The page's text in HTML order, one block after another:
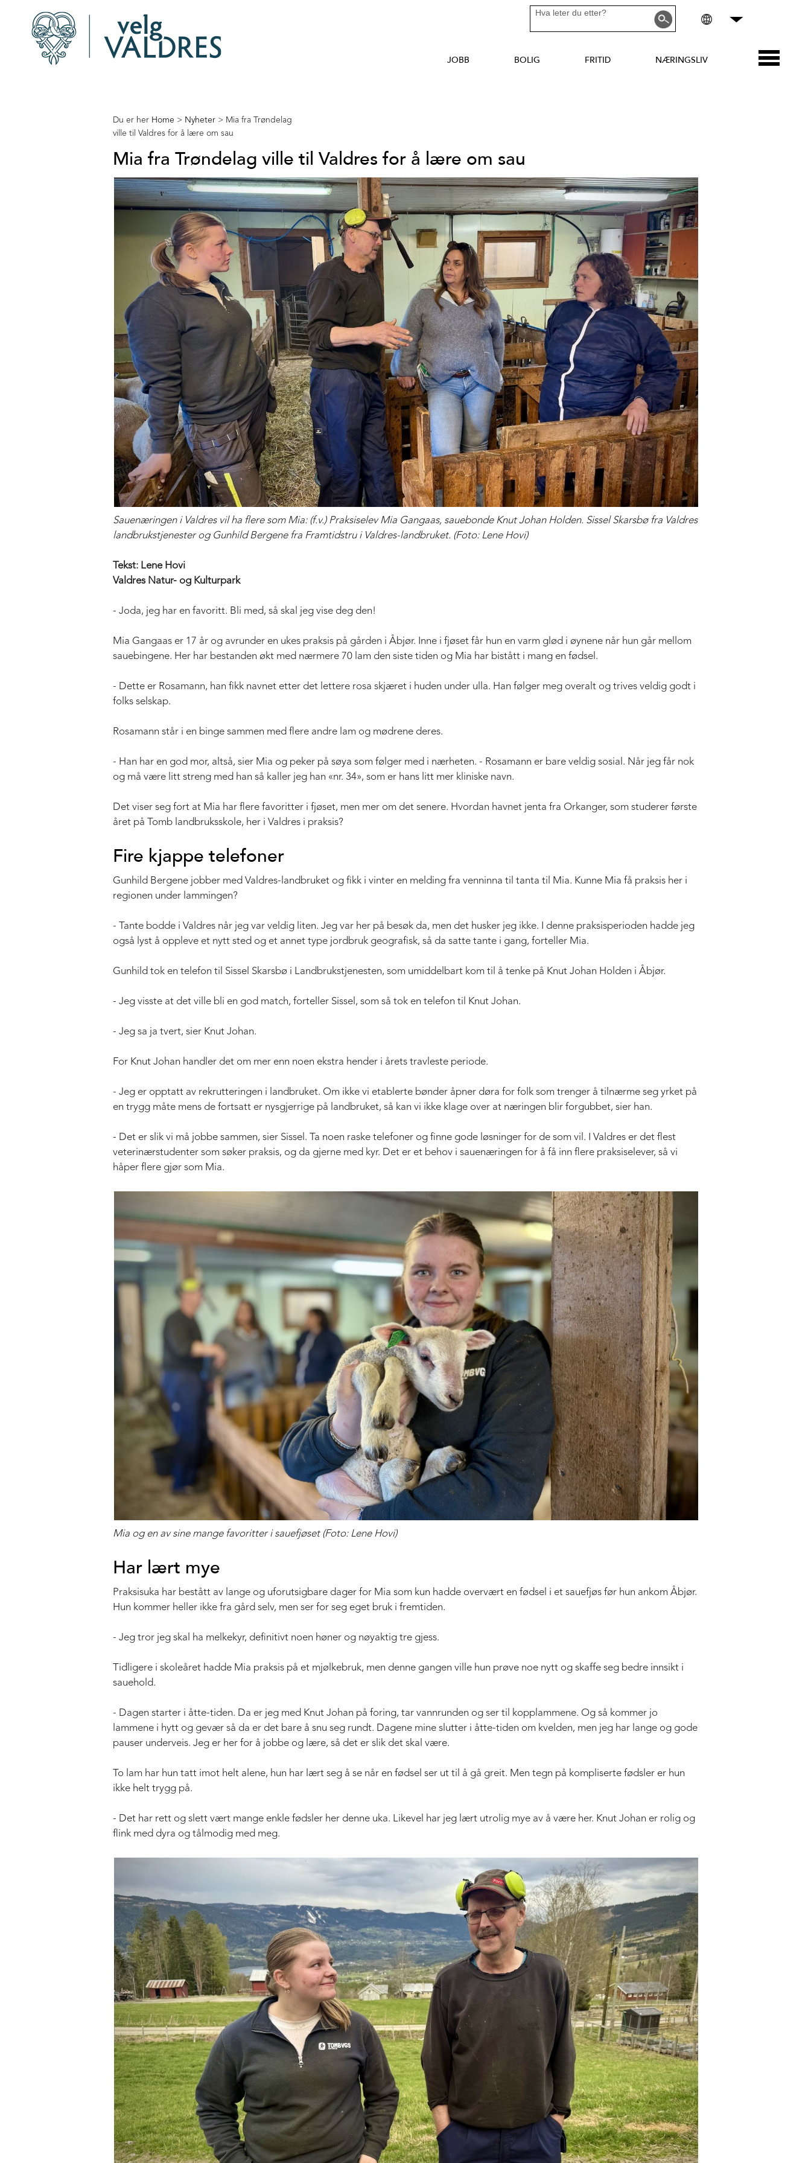
JOBB BOLIG FRITID NÆRINGSLIV
Du er her Home > Nyheter > Mia fra Trøndelag
ville til Valdres for å lære om sau
Mia fra Trøndelag ville til Valdres for å lære om sau
Sauenæringen i Valdres vil ha flere som Mia: (f.v.) Praksiselev Mia Gangaas, sauebonde Knut Johan Holden. Sissel Skarsbø fra Valdres
landbrukstjenester og Gunhild Bergene fra Framtidstru i Valdres-landbruket. (Foto: Lene Hovi)
Tekst: Lene Hovi
Valdres Natur- og Kulturpark
- Joda, jeg har en favoritt. Bli med, så skal jeg vise deg den!
Mia Gangaas er 17 år og avrunder en ukes praksis på gården i Åbjør. Inne i fjøset får hun en varm glød i øynene når hun går mellom
sauebingene. Her har bestanden økt med nærmere 70 lam den siste tiden og Mia har bistått i mang en fødsel.
- Dette er Rosamann, han fikk navnet etter det lettere rosa skjæret i huden under ulla. Han følger meg overalt og trives veldig godt i
folks selskap.
Rosamann står i en binge sammen med flere andre lam og mødrene deres.
- Han har en god mor, altså, sier Mia og peker på søya som følger med i nærheten. - Rosamann er bare veldig sosial. Når jeg får nok
og må være litt streng med han så kaller jeg han «nr. 34», som er hans litt mer kliniske navn.
Det viser seg fort at Mia har flere favoritter i fjøset, men mer om det senere. Hvordan havnet jenta fra Orkanger, som studerer første
året på Tomb landbruksskole, her i Valdres i praksis?
Fire kjappe telefoner
Gunhild Bergene jobber med Valdres-landbruket og fikk i vinter en melding fra venninna til tanta til Mia. Kunne Mia få praksis her i
regionen under lammingen?
- Tante bodde i Valdres når jeg var veldig liten. Jeg var her på besøk da, men det husker jeg ikke. I denne praksisperioden hadde jeg
også lyst å oppleve et nytt sted og et annet type jordbruk geografisk, så da satte tante i gang, forteller Mia.
Gunhild tok en telefon til Sissel Skarsbø i Landbrukstjenesten, som umiddelbart kom til å tenke på Knut Johan Holden i Åbjør.
- Jeg visste at det ville bli en god match, forteller Sissel, som så tok en telefon til Knut Johan.
- Jeg sa ja tvert, sier Knut Johan.
For Knut Johan handler det om mer enn noen ekstra hender i årets travleste periode.
- Jeg er opptatt av rekrutteringen i landbruket. Om ikke vi etablerte bønder åpner døra for folk som trenger å tilnærme seg yrket på
en trygg måte mens de fortsatt er nysgjerrige på landbruket, så kan vi ikke klage over at næringen blir forgubbet, sier han.
- Det er slik vi må jobbe sammen, sier Sissel. Ta noen raske telefoner og finne gode løsninger for de som vil. I Valdres er det flest
veterinærstudenter som søker praksis, og da gjerne med kyr. Det er et behov i sauenæringen for å få inn flere praksiselever, så vi
håper flere gjør som Mia.
Mia og en av sine mange favoritter i sauefjøset (Foto: Lene Hovi)
Har lært mye
Praksisuka har bestått av lange og uforutsigbare dager for Mia som kun hadde overvært en fødsel i et sauefjøs før hun ankom Åbjør.
Hun kommer heller ikke fra gård selv, men ser for seg eget bruk i fremtiden.
- Jeg tror jeg skal ha melkekyr, definitivt noen høner og nøyaktig tre gjess.
Tidligere i skoleåret hadde Mia praksis på et mjølkebruk, men denne gangen ville hun prøve noe nytt og skaffe seg bedre innsikt i
sauehold.
- Dagen starter i åtte-tiden. Da er jeg med Knut Johan på foring, tar vannrunden og ser til kopplammene. Og så kommer jo
lammene i hytt og gevær så da er det bare å snu seg rundt. Dagene mine slutter i åtte-tiden om kvelden, men jeg har lange og gode
pauser underveis. Jeg er her for å jobbe og lære, så det er slik det skal være.
To lam har hun tatt imot helt alene, hun har lært seg å se når en fødsel ser ut til å gå greit. Men tegn på kompliserte fødsler er hun
ikke helt trygg på.
- Det har rett og slett vært mange enkle fødsler her denne uka. Likevel har jeg lært utrolig mye av å være her. Knut Johan er rolig og
flink med dyra og tålmodig med meg.